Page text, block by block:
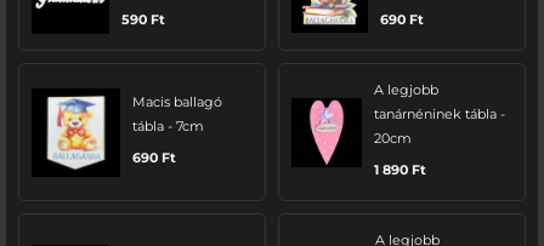
590 Ft
690 Ft
Macis ballagó
tábla - 7cm
690 Ft
A legjobb
tanárnéninek tábla -
20cm
1 890 Ft
A legjobb